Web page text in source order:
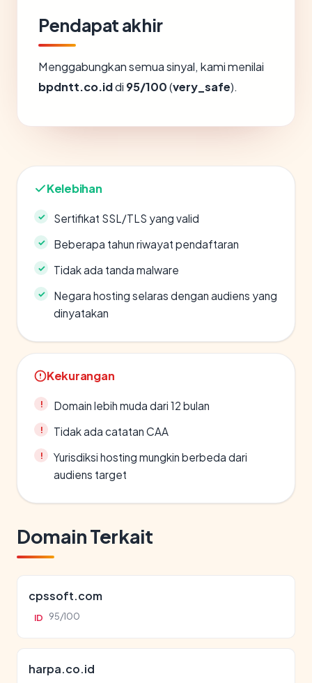
Pendapat akhir
Menggabungkan semua sinyal, kami menilai
bpdntt.co.iddi 95/100(very_safe).
Kelebihan
Sertifikat SSL/TLS yang valid
Beberapa tahun riwayat pendaftaran
Tidak ada tanda malware
Negara hosting selaras dengan audiens yang
dinyatakan
Kekurangan
Domain lebih muda dari 12 bulan
Tidak ada catatan CAA
Yurisdiksi hosting mungkin berbeda dari
audiens target
Domain Terkait
cpssoft.com
ID 95/100
harpa.co.id